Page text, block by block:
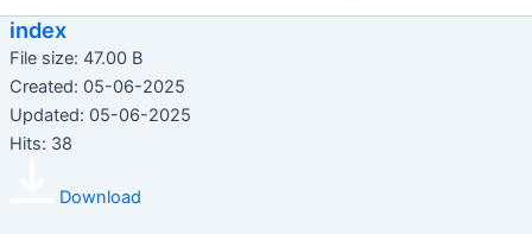
index
File size: 47.00 B
Created: 05-06-2025
Updated: 05-06-2025
Hits: 38
Download